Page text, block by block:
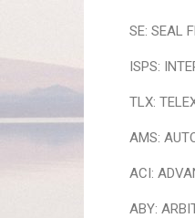
SE: SEAL
ISPS:
TLX:
AMS:
ACI:
ABY: